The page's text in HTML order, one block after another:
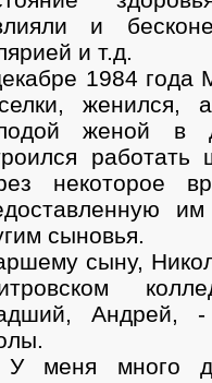
и
и т.д.
1984 года
женился,
женой в
некоторое
сыновья.
сыну,
Андрей,
меня много